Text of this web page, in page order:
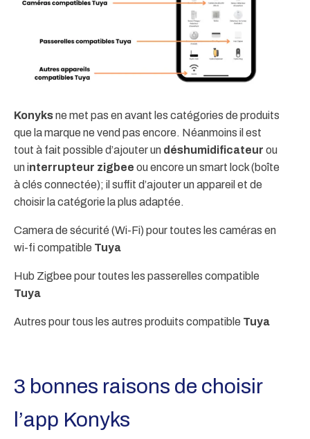
Konyksne met pas en avant les catégories de produits
que la marque ne vend pas encore. Néanmoins il est
tout à fait possible d’ajouter un déshumidificateur ou
un interrupteur zigbee ou encore un smart lock (boîte
à clés connectée); il suffit d’ajouter un appareil et de
choisir la catégorie la plus adaptée.
Camera de sécurité (Wi-Fi) pour toutes les caméras en
wi-fi compatible Tuya
Hub Zigbee pour toutes les passerelles compatible
Tuya
Autres pour tous les autres produits compatible Tuya
3 bonnes raisons de choisir
l’app Konyks